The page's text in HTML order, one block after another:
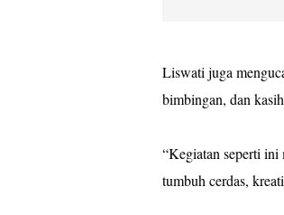
Liswati juga
bimbingan, dan
“Kegiatan seperti ini
tumbuh cerdas,